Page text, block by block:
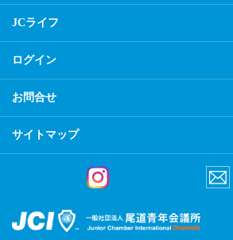
JCライフ
ログイン
お問合せ
サイトマップ